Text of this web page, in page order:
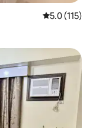
औसत रेटिंग 5 में
5.0 (115)